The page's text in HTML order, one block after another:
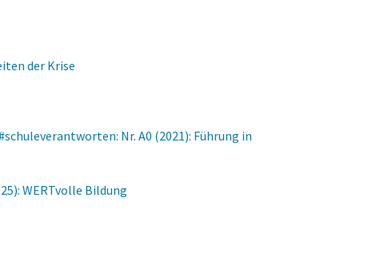
der Krise
Nr. A0 (2021): Führung in
WERTvolle Bildung